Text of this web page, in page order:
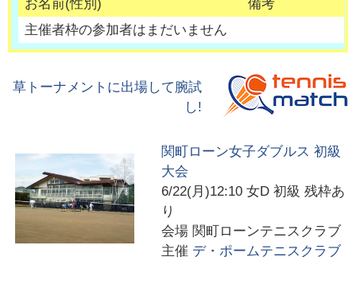
お名前(性別)
備考
主催者枠の参加者はまだいません
草トーナメントに出場して腕試
し!
関町ローン女子ダブルス 初級
大会
6/22(月)12:10 女D 初級 残枠あ
り
会場 関町ローンテニスクラブ
主催 デ・ポームテニスクラブ